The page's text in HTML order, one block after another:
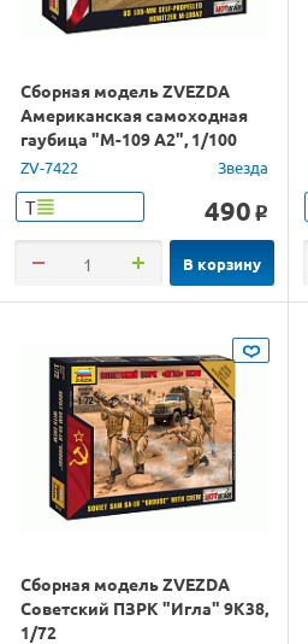
Сборная модель ZVEZDA
Американская самоходная
гаубица "М-109 А2", 1/100
ZV-7422 Звезда
Т 490 o
В корзину
Сборная модель ZVEZDA
Советский ПЗРК "Игла" 9К38,
1/72